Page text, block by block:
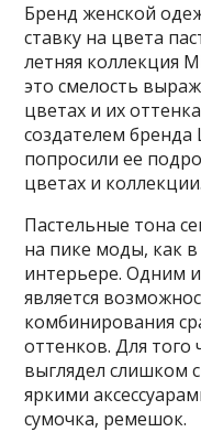
Бренд женской
ставку на цвета
летняя коллекция
это смелость
цветах и их
создателем
попросили ее
цветах и коллекции.
Пастельные тона
на пике моды, как в
интерьере. Одним
является
комбинирования
оттенков. Для
выглядел слишком
яркими
сумочка, ремешок.